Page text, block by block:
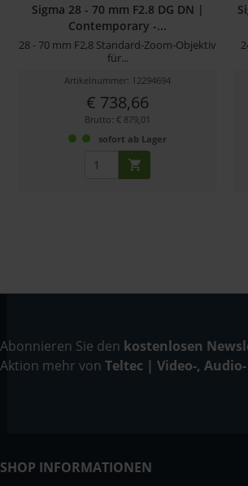
Sigma 28 - 70 mm F2.8 DG DN |
Contemporary -...
28 - 70 mm F2,8 Standard-Zoom-Objektiv
für...
Artikelnummer: 12294694
€ 738,66
Brutto: € 879,01
sofort ab Lager
Abonnieren Sie den kostenlosen
Aktion mehr von Teltec | Video-,
SHOP INFORMATIONEN